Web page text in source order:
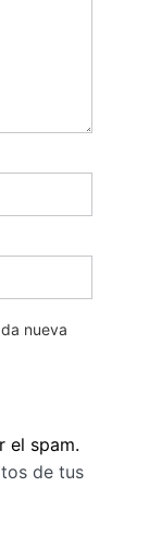
nueva
el spam.
de tus